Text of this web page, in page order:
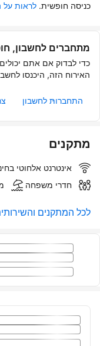
כניסה חופשית. לראות
מתחברים לחשבון,
האירוח הזה, היכנסו
התחברות לחשבון
מתקנים
אינטרנט אלחוטי
חדרי משפחה
לכל המתקנים